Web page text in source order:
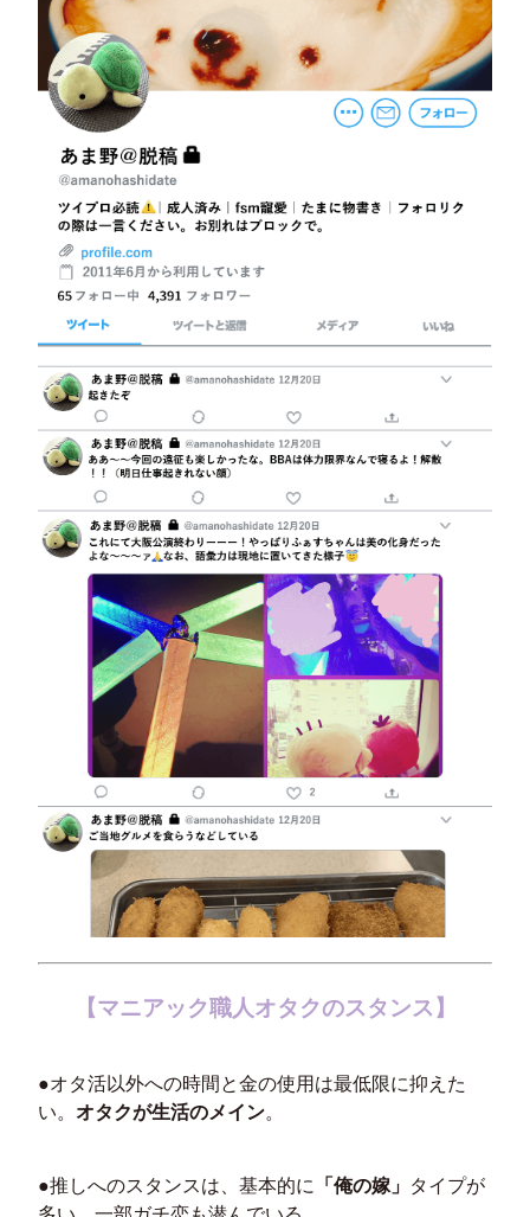
【マニアック職人オタクのスタンス】
●オタ活以外への時間と金の使用は最低限に抑えた
い。 オタクが生活のメイン。
●推しへのスタンスは、基本的に 「俺の嫁」 タイプが